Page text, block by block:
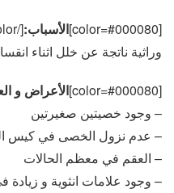
[color=#000080] الأسباب:[/color]
وراثية ناتجة عن خلل اثناء
[color=#000080] الأعراض و
– وجود خصيتين صغيرتين
– عدم نزول الخصى في كيس
– العقم في معظم الحالات
– وجود علامات انثوية و زيادة